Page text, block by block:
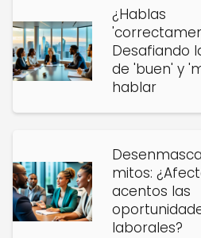
¿Hablas
Desafiando
de 'buen' y
hablar
mitos:
acentos las
laborales?